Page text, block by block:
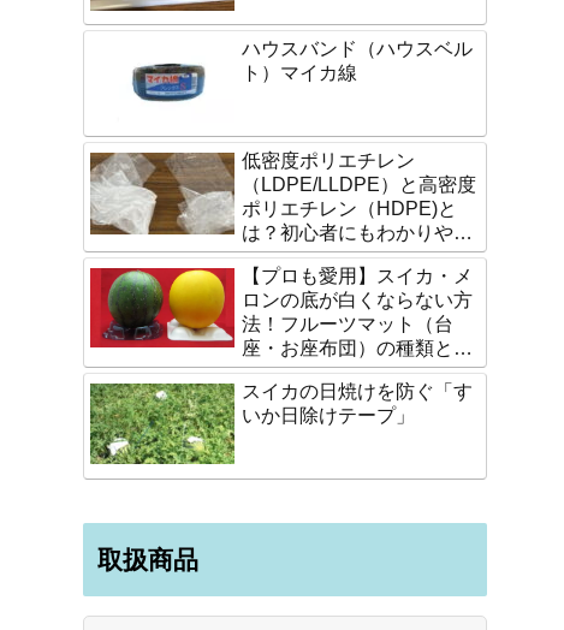
ハウスバンド（ハウスベル
ト）マイカ線
低密度ポリエチレン
（LDPE/LLDPE）と高密度
ポリエチレン（HDPE)と
は？初心者にもわかりやす
く説明します。
【プロも愛用】スイカ・メ
ロンの底が白くならない方
法！フルーツマット（台
座・お座布団）の種類と選
び方
スイカの日焼けを防ぐ「す
いか日除けテープ」
取扱商品